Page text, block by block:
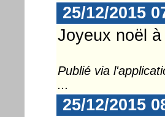
25/12/2015
Joyeux noël à
Publié via
...
25/12/2015